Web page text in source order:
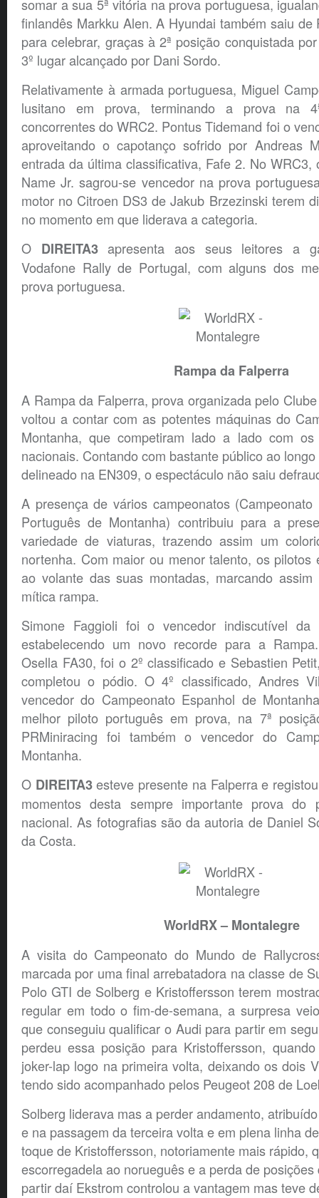
somar a sua 5ª vitória na prova portuguesa,
finlandês Markku Alen. A Hyundai também saiu de
para celebrar, graças à 2ª posição conquistada
3º lugar alcançado por Dani Sordo.
Relativamente à armada portuguesa, Miguel
lusitano em prova, terminando a prova na
concorrentes do WRC2. Pontus Tidemand foi o
aproveitando o capotanço sofrido por Andreas
entrada da última classificativa, Fafe 2. No WRC3,
Name Jr. sagrou-se vencedor na prova
motor no Citroen DS3 de Jakub Brzezinski terem
no momento em que liderava a categoria.
O DIREITA3apresenta aos seus leitores a
Vodafone Rally de Portugal, com alguns dos
prova portuguesa.
Rampa da Falperra
A Rampa da Falperra, prova organizada pelo
voltou a contar com as potentes máquinas do
Montanha, que competiram lado a lado com
nacionais. Contando com bastante público ao
delineado na EN309, o espectáculo não saiu
A presença de vários campeonatos
Português de Montanha) contribuiu para a
variedade de viaturas, trazendo assim um
nortenha. Com maior ou menor talento, os pilotos
ao volante das suas montadas, marcando
mítica rampa.
Simone Faggioli foi o vencedor indiscutível da
estabelecendo um novo recorde para a
Osella FA30, foi o 2º classificado e Sebastien
completou o pódio. O 4º classificado, Andres
vencedor do Campeonato Espanhol de
melhor piloto português em prova, na 7ª
PRMiniracing foi também o vencedor do
Montanha.
O DIREITA3esteve presente na Falperra e
momentos desta sempre importante prova do
nacional. As fotografias são da autoria de Daniel
da Costa.
WorldRX – Montalegre
A visita do Campeonato do Mundo de
marcada por uma final arrebatadora na classe de
Polo GTI de Solberg e Kristoffersson terem
regular em todo o fim-de-semana, a surpresa
que conseguiu qualificar o Audi para partir em
perdeu essa posição para Kristoffersson,
joker-lap logo na primeira volta, deixando os dois
tendo sido acompanhado pelos Peugeot 208 de
Solberg liderava mas a perder andamento,
e na passagem da terceira volta e em plena linha
toque de Kristoffersson, notoriamente mais rápido,
escorregadela ao norueguês e a perda de
partir daí Ekstrom controlou a vantagem mas teve